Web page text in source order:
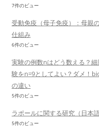
7件のビュー
受動免疫（母子免疫）：母親
仕組み
6件のビュー
実験の例数nはどう数える？
験をn=9としてよい？ダメ！
の違い
5件のビュー
ラポールに関する研究（日本語
5件のビュー